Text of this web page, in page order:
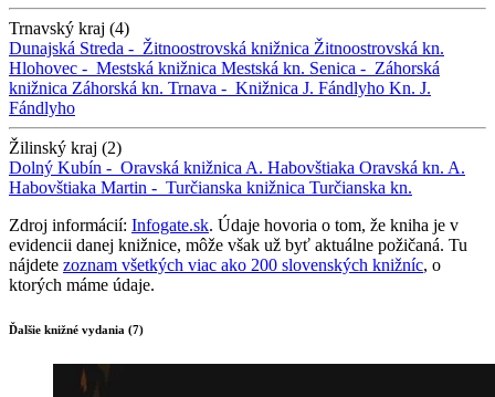
Trnavský kraj (4)
Dunajská Streda - Žitnoostrovská knižnica Žitnoostrovská kn.
Hlohovec - Mestská knižnica Mestská kn. Senica - Záhorská
knižnica Záhorská kn. Trnava - Knižnica J. Fándlyho Kn. J.
Fándlyho
Žilinský kraj (2)
Dolný Kubín - Oravská knižnica A. Habovštiaka Oravská kn. A.
Habovštiaka Martin - Turčianska knižnica Turčianska kn.
Zdroj informácií: Infogate.sk. Údaje hovoria o tom, že kniha je v
evidencii danej knižnice, môže však už byť aktuálne požičaná. Tu
nájdete zoznam všetkých viac ako 200 slovenských knižníc, o
ktorých máme údaje.
Ďalšie knižné vydania (7)